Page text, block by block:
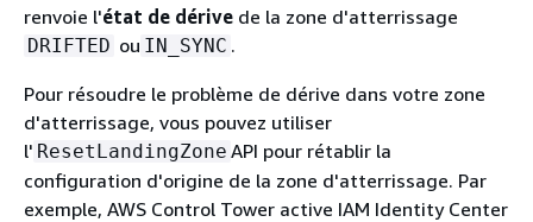
renvoie l'état de dérive de la zone d'atterrissage
DRIFTED ou IN_SYNC .
Pour résoudre le problème de dérive dans votre zone
d'atterrissage, vous pouvez utiliser
l' ResetLandingZone API pour rétablir la
configuration d'origine de la zone d'atterrissage. Par
exemple, AWS Control Tower active IAM Identity Center